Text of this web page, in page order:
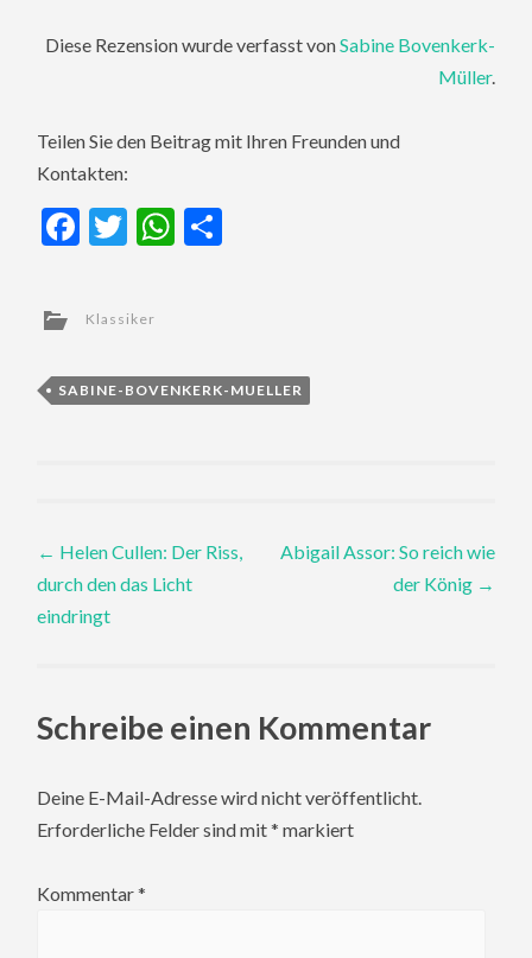
Diese Rezension wurde verfasst vonSabine Bovenkerk-
Müller.
Teilen Sie den Beitrag mit Ihren Freunden und
Kontakten:
Facebook
TwitterWhatsApp
Klassiker
SABINE-BOVENKERK-MUELLER
Post
navigation
← Helen Cullen: Der Riss,
durch den das Licht
eindringt
Abigail Assor: So reich wie
der König →
Schreibe einen Kommentar
Deine E-Mail-Adresse wird nicht veröffentlicht.
Erforderliche Felder sind mit* markiert
Kommentar*